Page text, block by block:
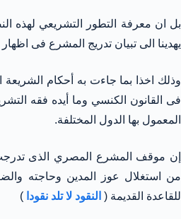
بل ان معرفة التطور التشريعي لهذه
يهدينا الى تبيان تدريج المشرع فى
وذلك اخذا بما جاءت به أحكام الشريعة
فى القانون الكنسي وما أيده فقه
المعمول بها الدول المختلفة.
إن موقف المشرع المصري الذى تدرجت
من استغلال عوز المدين وحاجته
للقاعدة القديمة ( النقود لا تلد نقودا )